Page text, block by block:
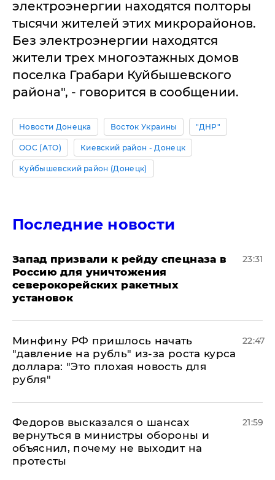
электроэнергии находятся полторы
тысячи жителей этих микрорайонов.
Без электроэнергии находятся
жители трех многоэтажных домов
поселка Грабари Куйбышевского
района", - говорится в сообщении.
Новости Донецка Восток Украины "ДНР"
ООС (АТО) Киевский район - Донецк
Куйбышевский район (Донецк)
Последние новости
Запад призвали к рейду спецназа в
Россию для уничтожения
северокорейских ракетных
установок
23:31
Минфину РФ пришлось начать
"давление на рубль" из-за роста курса
доллара: "Это плохая новость для
рубля"
22:47
Федоров высказался о шансах
вернуться в министры обороны и
объяснил, почему не выходит на
протесты
21:59